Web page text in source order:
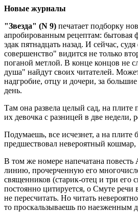
Новые журналы
"Звезда" (N 9) печатает подборку
апробированным рецептам: бытовая
эдак пятнадцать назад. И сейчас,
совершенство" видится не только
поганой метлой. В конце концов не
душа" найдут своих читателей.
надгробие, отцу и дочери, за
день.
Там она развела целый сад, на
их девочка с разницей в две недели,
Подумаешь, все исчезнет, а на плите
предшествовал невероятный
В том же номере напечатана повесть
линию, прочерченную его
священников (старик-отец и три его
постоянно цитируется, о Смуте
не пересчитать. Но читать
то проскальзываешь по наезженным